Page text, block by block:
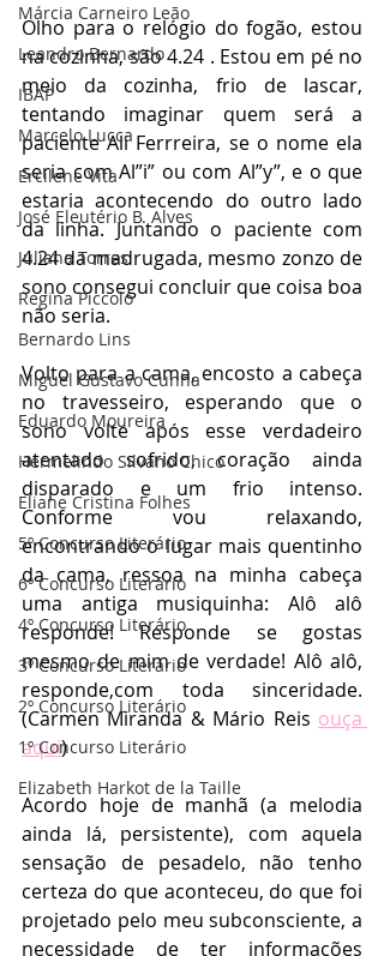
Márcia Carneiro Leão
Leandro Bernardo
IBAP
Marcelo Lucca
Ercilene Vita
José Eleutério B. Alves
Juliana Torres
Regina Piccolo
Bernardo Lins
Miguel Gustavo Cunha
Eduardo Moureira
Hermelindo Silvano Chico
Eliane Cristina Folhes
5º Concurso Literário
6º Concurso Literário
4º Concurso Literário
3º Concurso Literário
2º Concurso Literário
1º Concurso Literário
Elizabeth Harkot de la Taille
Olho para o relógio do fogão, estou
na cozinha, são 4.24 . Estou em pé no
meio da cozinha, frio de lascar,
tentando imaginar quem será a
paciente Ali Ferrreira, se o nome ela
seria com Al”i” ou com Al”y”, e o que
estaria acontecendo do outro lado
da linha. Juntando o paciente com
4.24 da madrugada, mesmo zonzo de
sono consegui concluir que coisa boa
não seria.
Volto para a cama, encosto a cabeça
no travesseiro, esperando que o
sono volte após esse verdadeiro
atentado sofrido, coração ainda
disparado e um frio intenso.
Conforme vou relaxando,
encontrando o lugar mais quentinho
da cama, ressoa na minha cabeça
uma antiga musiquinha: Alô alô
responde! Responde se gostas
mesmo de mim de verdade! Alô alô,
responde,com toda sinceridade.
(Carmen Miranda & Mário Reis ouça
aqui)
Acordo hoje de manhã (a melodia
ainda lá, persistente), com aquela
sensação de pesadelo, não tenho
certeza do que aconteceu, do que foi
projetado pelo meu subconsciente, a
necessidade de ter informações